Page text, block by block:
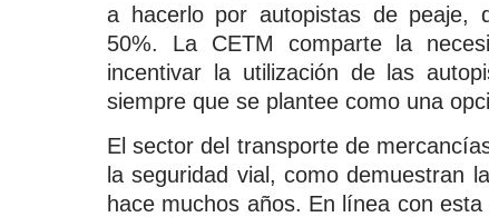
a hacerlo por autopistas de
50%. La CETM comparte la
incentivar la utilización de las
siempre que se plantee como una
El sector del transporte de
la seguridad vial, como demuestran
hace muchos años. En línea con